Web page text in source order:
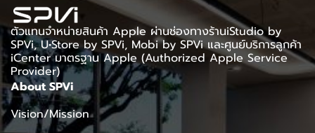
ตัวแทนจำหน่ายสินค้า Apple ผ่านช่องทางร้านiStudio by
SPVi, U•Store by SPVi, Mobi by SPVi และศูนย์บริการลูกค้า
iCenter มาตรฐาน Apple (Authorized Apple Service
Provider)
About SPVi
Vision/Mission